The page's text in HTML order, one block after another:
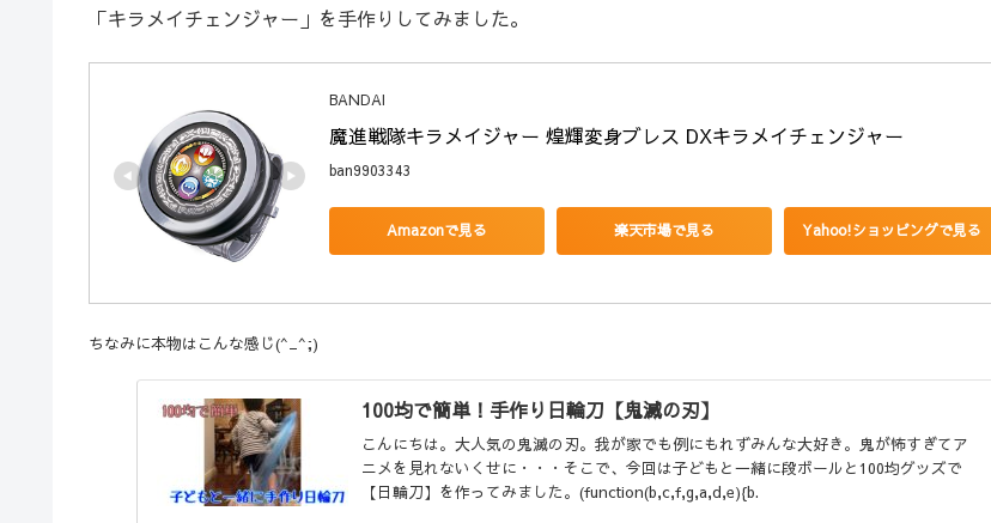
「キラメイチェンジャー」を手作りしてみました。
BANDAI
魔進戦隊キラメイジャー 煌輝変身ブレス DXキラメイチェンジャー
ban9903343
Amazonで見る 楽天市場で見る Yahoo!ショッピングで見る
ちなみに本物はこんな感じ(^_^;)
100均で簡単！手作り日輪刀【鬼滅の刃】
こんにちは。大人気の鬼滅の刃。我が家でも例にもれずみんな大好き。鬼が怖すぎてア
ニメを見れないくせに・・・そこで、今回は子どもと一緒に段ボールと100均グッズで
【日輪刀】を作ってみました。(function(b,c,f,g,a,d,e){b.